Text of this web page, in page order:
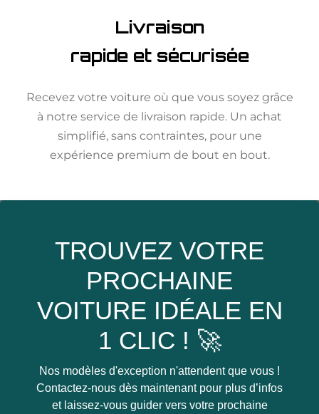
Livraison
rapide et sécurisée
Recevez votre voiture où que vous soyez grâce
à notre service de livraison rapide. Un achat
simplifié, sans contraintes, pour une
expérience premium de bout en bout.
TROUVEZ VOTRE
PROCHAINE
VOITURE IDÉALE EN
1 CLIC ! 🚀
Nos modèles d'exception n'attendent que vous !
Contactez-nous dès maintenant pour plus d’infos
et laissez-vous guider vers votre prochaine